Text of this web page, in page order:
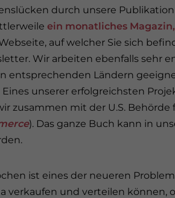
durch unsere
ein monatliches
auf welcher Sie sich
Wir arbeiten ebenfalls sehr
entsprechenden Ländern
unserer erfolgreichsten
zusammen mit der U.S.
). Das ganze Buch kann in
ist eines der neueren
verkaufen und verteilen können,